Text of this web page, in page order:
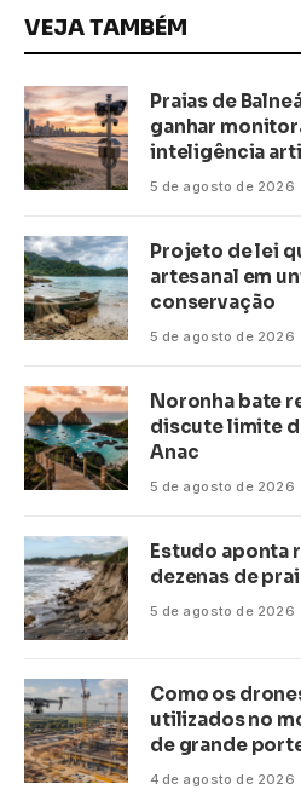
VEJA TAMBÉM
Praias de
ganhar
inteligência
5 de agosto de 2026
Projeto de lei
artesanal em
conservação
5 de agosto de 2026
Noronha bate
discute limite
Anac
5 de agosto de 2026
Estudo aponta
dezenas de
5 de agosto de 2026
Como os
utilizados no
de grande
4 de agosto de 2026